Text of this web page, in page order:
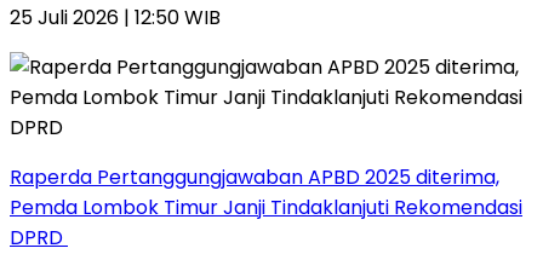
25 Juli 2026 | 12:50 WIB
Raperda Pertanggungjawaban APBD 2025 diterima,
Pemda Lombok Timur Janji Tindaklanjuti Rekomendasi
DPRD